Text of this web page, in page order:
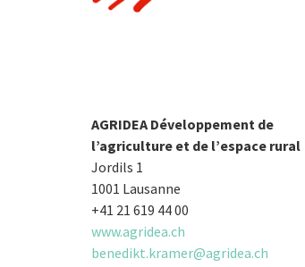
AGRIDEA Développement de
l’agriculture et de l’espace rural
Jordils 1
1001 Lausanne
+41 21 619 44 00
www.agridea.ch
benedikt.kramer@agridea.ch